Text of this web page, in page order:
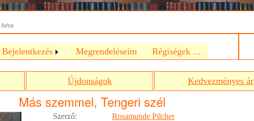
béta
Bejelentkezés Megrendeléseim Régiségek ...
Újdonságok Kedvezményes ár
Más szemmel, Tengeri szél
Szerző:
Rosamunde Pilcher